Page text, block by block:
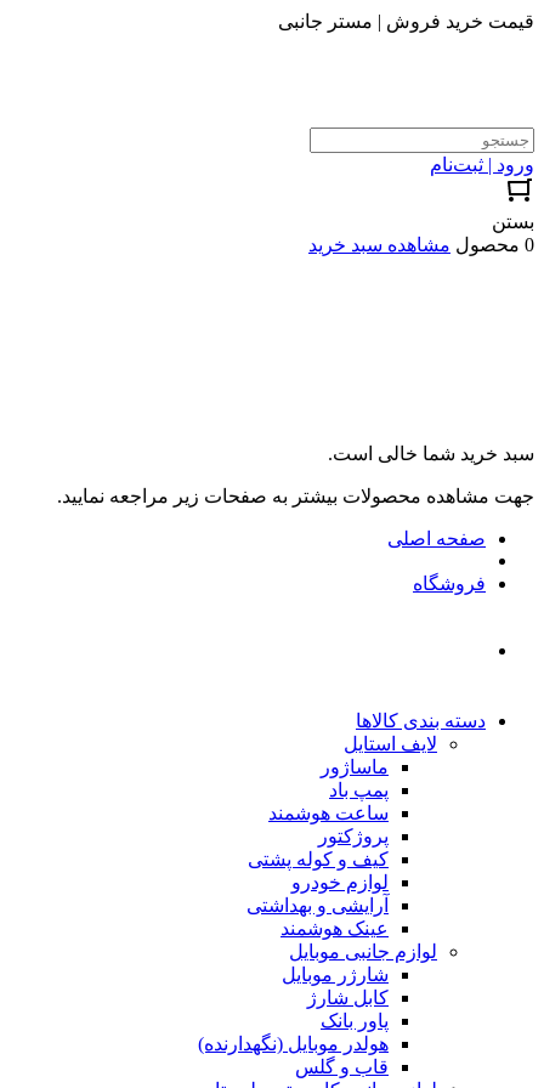
قیمت خرید فروش | مستر جانبی
ورود | ثبت‌نام
بستن
0 محصول
مشاهده سبد خرید
سبد خرید شما خالی است.
جهت مشاهده محصولات بیشتر به صفحات زیر مراجعه نمایید.
صفحه اصلی
فروشگاه
دسته بندی کالاها
لایف استایل
ماساژور
پمپ باد
ساعت هوشمند
پروژکتور
کیف و کوله پشتی
لوازم خودرو
آرایشی و بهداشتی
عینک هوشمند
لوازم جانبی موبایل
شارژر موبایل
کابل شارژ
پاور بانک
هولدر موبایل (نگهدارنده)
قاب و گلس